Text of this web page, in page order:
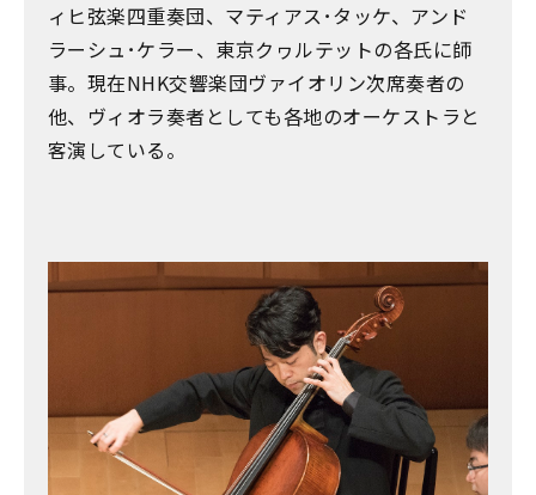
ィヒ弦楽四重奏団、マティアス･タッケ、アンド
ラーシュ･ケラー、東京クヮルテットの各氏に師
事。現在NHK交響楽団ヴァイオリン次席奏者の
他、ヴィオラ奏者としても各地のオーケストラと
客演している。